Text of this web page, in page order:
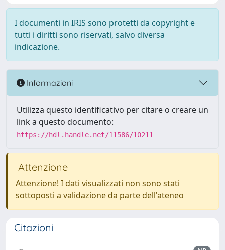
I documenti in IRIS sono protetti da copyright e
tutti i diritti sono riservati, salvo diversa
indicazione.
Informazioni
Utilizza questo identificativo per citare o creare un
link a questo documento:
https://hdl.handle.net/11586/10211
Attenzione
Attenzione! I dati visualizzati non sono stati
sottoposti a validazione da parte dell'ateneo
Citazioni